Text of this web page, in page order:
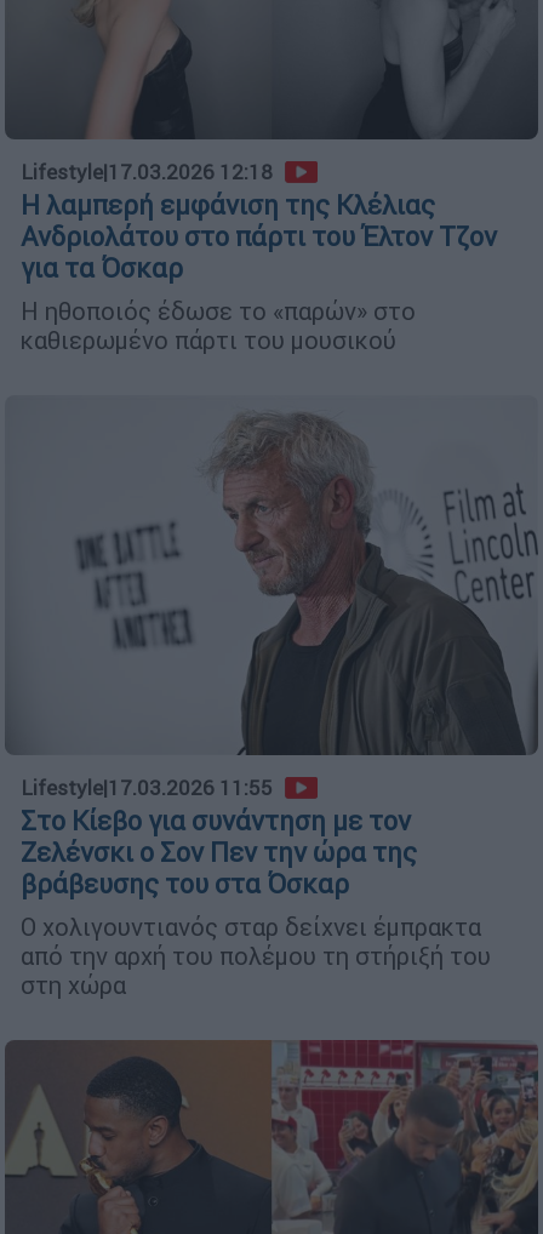
Lifestyle|17.03.2026 12:18
Η λαμπερή εμφάνιση της Κλέλιας
Ανδριολάτου στο πάρτι του Έλτον Τζον
για τα Όσκαρ
Η ηθοποιός έδωσε το «παρών» στο
καθιερωμένο πάρτι του μουσικού
Lifestyle|17.03.2026 11:55
Στο Κίεβο για συνάντηση με τον
Ζελένσκι ο Σον Πεν την ώρα της
βράβευσης του στα Όσκαρ
Ο χολιγουντιανός σταρ δείχνει έμπρακτα
από την αρχή του πολέμου τη στήριξή του
στη χώρα